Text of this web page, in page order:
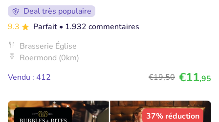
Deal très populaire
9.3
Parfait • 1.932 commentaires
Brasserie Église
Roermond (0km)
Vendu : 412
€19,50 €11,95
37% réduction